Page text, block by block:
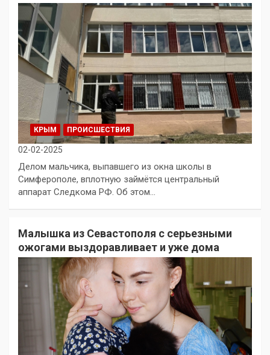
КРЫМ ПРОИСШЕСТВИЯ
02-02-2025
Делом мальчика, выпавшего из окна школы в
Симферополе, вплотную займётся центральный
аппарат Следкома РФ. Об этом…
Малышка из Севастополя с серьезными
ожогами выздоравливает и уже дома